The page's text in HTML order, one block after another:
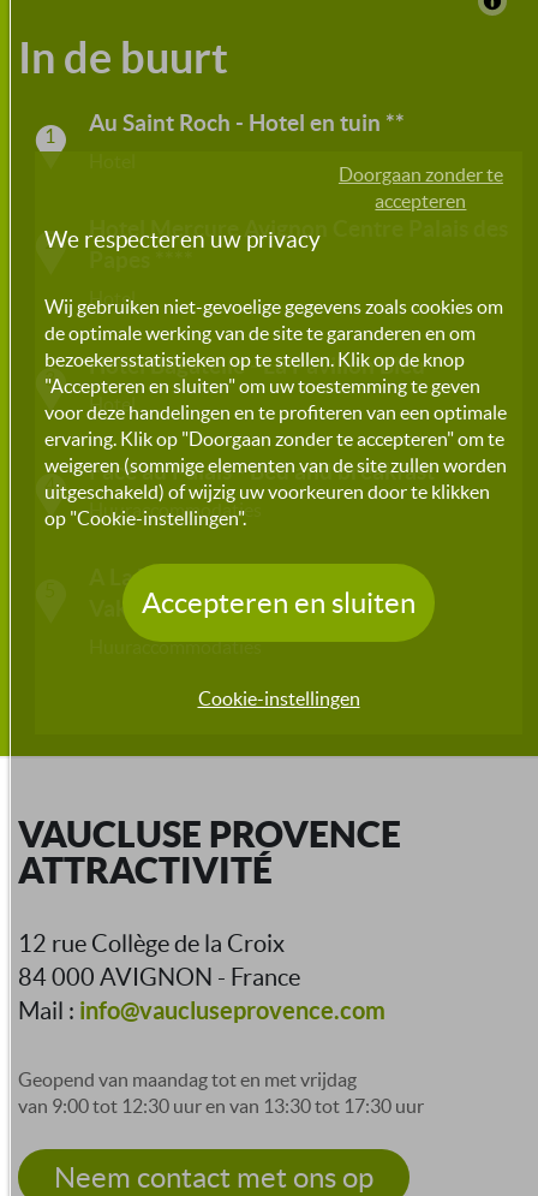
In de buurt
1 Au Saint Roch - Hotel en tuin **
2
Hotel Mercure Avignon Centre Palais des
Papes
Hotel
3 Hotel Bagatelle - La Pavillon Bleu
Hotel
4 Face au Palais - Bed and breakfast
Huuraccommodaties
A La Terrasse d'Avignon -
Vakantieverhuur***
Huuraccommodaties
VAUCLUSE PROVENCE
ATTRACTIVITÉ
12 rue Collège de la Croix
84 000 AVIGNON - France
Mail : info@vaucluseprovence.com
Geopend van maandag tot en met vrijdag
van 9:00 tot 12:30 uur en van 13:30 tot 17:30 uur
Neem contact met ons op
Doorgaan zonder te
accepteren
We respecteren uw privacy
Wij gebruiken niet-gevoelige gegevens zoals cookies om
de optimale werking van de site te garanderen en om
bezoekersstatistieken op te stellen. Klik op de knop
"Accepteren en sluiten" om uw toestemming te geven
voor deze handelingen en te profiteren van een optimale
ervaring. Klik op "Doorgaan zonder te accepteren" om te
weigeren (sommige elementen van de site zullen worden
uitgeschakeld) of wijzig uw voorkeuren door te klikken
op "Cookie-instellingen".
Cookie-instellingen
Accepteren en sluiten